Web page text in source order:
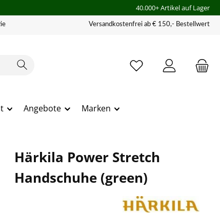
40.000+ Artikel auf Lager
Versandkostenfrei ab € 150,- Bestellwert
Angebote Marken
Härkila Power Stretch
Handschuhe (green)